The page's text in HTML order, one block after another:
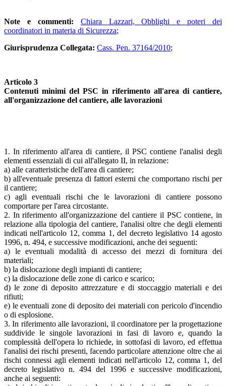
Note e commenti: Chiara Lazzari, Obblighi e poteri dei
coordinatori in materia di Sicurezza;
Giurisprudenza Collegata: Cass. Pen. 37164/2010;
Articolo 3
Contenuti minimi del PSC in riferimento all'area di cantiere,
all'organizzazione del cantiere, alle lavorazioni
1. In riferimento all'area di cantiere, il PSC contiene l'analisi degli
elementi essenziali di cui all'allegato II, in relazione:
a) alle caratteristiche dell'area di cantiere;
b) all'eventuale presenza di fattori esterni che comportano rischi per
il cantiere;
c) agli eventuali rischi che le lavorazioni di cantiere possono
comportare per l'area circostante.
2. In riferimento all'organizzazione del cantiere il PSC contiene, in
relazione alla tipologia del cantiere, l'analisi oltre che degli elementi
indicati nell'articolo 12, comma 1, del decreto legislativo 14 agosto
1996, n. 494, e successive modificazioni, anche dei seguenti:
a) le eventuali modalità di accesso dei mezzi di fornitura dei
materiali;
b) la dislocazione degli impianti di cantiere;
c) la dislocazione delle zone di carico e scarico;
d) le zone di deposito attrezzature e di stoccaggio materiali e dei
rifiuti;
e) le eventuali zone di deposito dei materiali con pericolo d'incendio
o di esplosione.
3. In riferimento alle lavorazioni, il coordinatore per la progettazione
suddivide le singole lavorazioni in fasi di lavoro e, quando la
complessità dell'opera lo richiede, in sottofasi di lavoro, ed effettua
l'analisi dei rischi presenti, facendo particolare attenzione oltre che ai
rischi connessi agli elementi indicati nell'articolo 12, comma 1, del
decreto legislativo n. 494 del 1996 e successive modificazioni,
anche ai seguenti: